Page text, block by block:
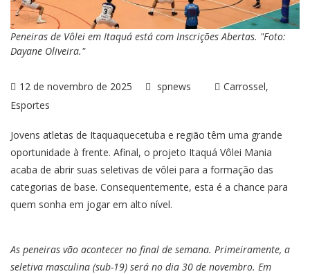
Peneiras de Vôlei em Itaquá está com Inscrições Abertas. "Foto:
Dayane Oliveira."
12 de novembro de 2025 spnews
Carrossel
Esportes
Jovens atletas de Itaquaquecetuba e região têm uma grande
oportunidade à frente. Afinal, o projeto Itaquá Vôlei Mania
acaba de abrir suas seletivas de vôlei para a formação das
categorias de base. Consequentemente, esta é a chance para
quem sonha em jogar em alto nível.
As peneiras vão acontecer no final de semana. Primeiramente, a
seletiva masculina (sub-19) será no dia 30 de novembro. Em